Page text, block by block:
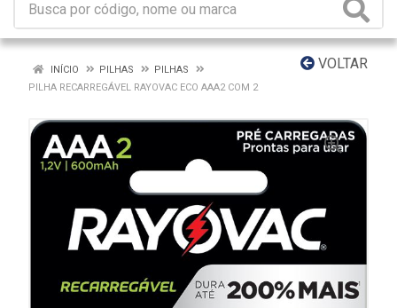
VOLTAR
INÍCIO PILHAS
PILHAS
PILHA RECARREGÁVEL RAYOVAC ECO AAA2 COM 2